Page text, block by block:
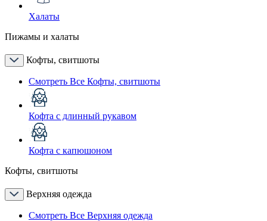
Халаты
Пижамы и халаты
Кофты, свитшоты
Смотреть Все Кофты, свитшоты
Кофта с длинный рукавом
Кофта с капюшоном
Кофты, свитшоты
Верхняя одежда
Смотреть Все Верхняя одежда